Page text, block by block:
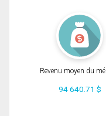
Revenu moyen du
94 640.71 $